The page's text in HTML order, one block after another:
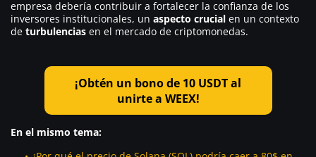
empresa debería contribuir a fortalecer la confianza de los
inversores institucionales, un aspecto crucial en un contexto
de turbulencias en el mercado de criptomonedas.
¡Obtén un bono de 10 USDT al
unirte a WEEX!
En el mismo tema: